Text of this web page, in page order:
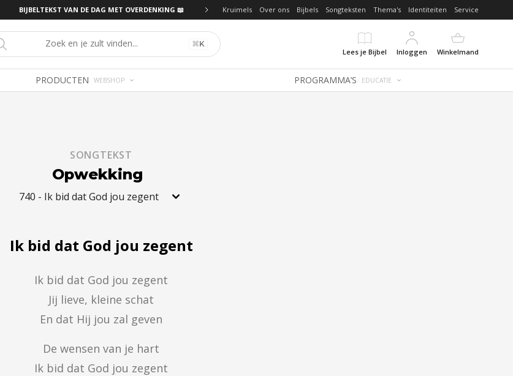
BIJBELTEKST VAN DE DAG MET OVERDENKING 📖 Kruimels Over ons Bijbels Songteksten Thema's Identiteiten Service
⌘K
Lees je Bijbel
Inloggen Winkelmand
PRODUCTEN WEBSHOP PROGRAMMA’S EDUCATIE
SONGTEKST
Opwekking
740 - Ik bid dat God jou zegent
Ik bid dat God jou zegent
Ik bid dat God jou zegent
Jij lieve, kleine schat
En dat Hij jou zal geven
De wensen van je hart
Ik bid dat God jou zegent